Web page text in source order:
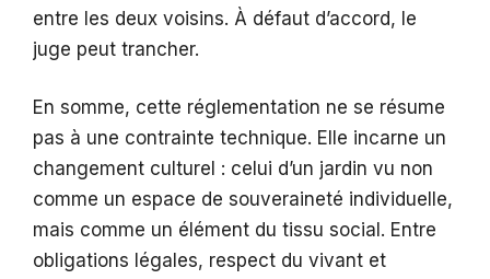
entre les deux voisins. À défaut d’accord, le
juge peut trancher.
En somme, cette réglementation ne se résume
pas à une contrainte technique. Elle incarne un
changement culturel : celui d’un jardin vu non
comme un espace de souveraineté individuelle,
mais comme un élément du tissu social. Entre
obligations légales, respect du vivant et